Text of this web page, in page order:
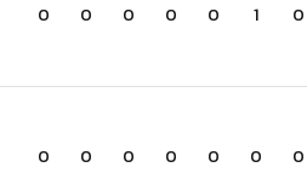
0 0 0 0 0 1 0
0 0 0 0 0 0 0